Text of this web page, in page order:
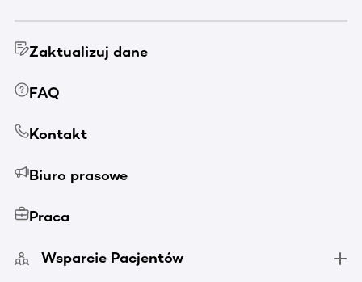
Zaktualizuj dane
FAQ
Kontakt
Biuro prasowe
Praca
Wsparcie Pacjentów